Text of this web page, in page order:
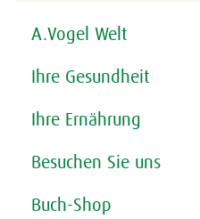
A.Vogel Welt
Ihre Gesundheit
Ihre Ernährung
Besuchen Sie uns
Buch-Shop